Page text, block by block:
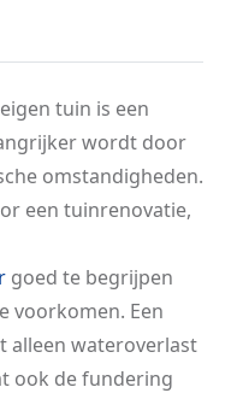
tuin is een
wordt door
omstandigheden.
een tuinrenovatie,
goed te begrijpen
voorkomen. Een
alleen wateroverlast
ook de fundering